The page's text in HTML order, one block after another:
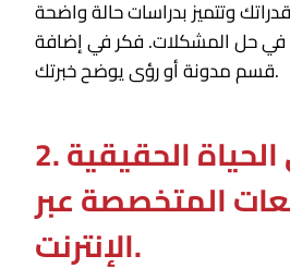
وتتميز بدراسات حالة واضحة
في حل المشكلات. فكر في إضافة
قسم مدونة أو رؤى يوضح خبرتك.
2. الشبكة في الحياة الحقيقية
المتخصصة عبر
الإنترنت.